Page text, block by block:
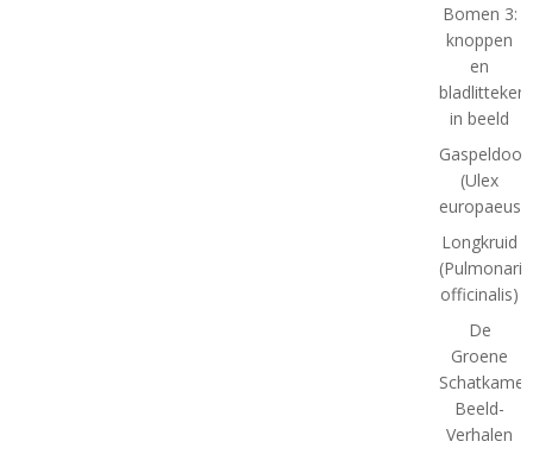
Bomen 3:
knoppen
en
in beeld
(Ulex
europaeus)
Longkruid
(Pulmonaria
officinalis)
De
Groene
Schatkamer:
Beeld-
Verhalen